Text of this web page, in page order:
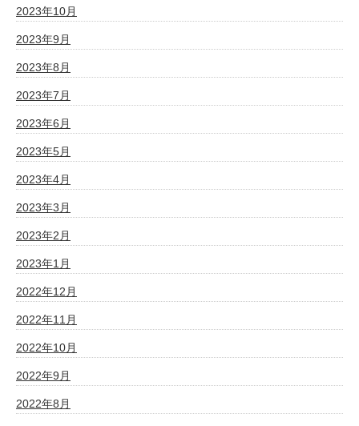
2023年10月
2023年9月
2023年8月
2023年7月
2023年6月
2023年5月
2023年4月
2023年3月
2023年2月
2023年1月
2022年12月
2022年11月
2022年10月
2022年9月
2022年8月